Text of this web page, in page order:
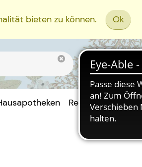
bieten zu können. Ok
Rezept Einreichen